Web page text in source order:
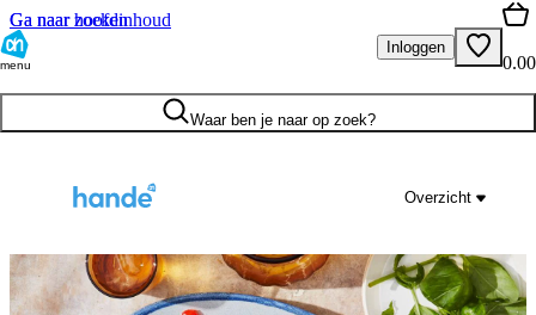
Ga naar hoofdinhoud
Ga naar zoeken
menu
Inloggen
0.00
Waar ben je naar op zoek?
Overzicht